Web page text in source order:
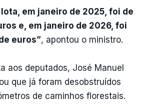
em janeiro de 2025, foi de
e, em janeiro de 2026, foi
euros”, apontou o ministro.
aos deputados, José Manuel
que já foram desobstruídos
de caminhos florestais.